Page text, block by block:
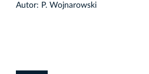
Autor: P. Wojnarowski